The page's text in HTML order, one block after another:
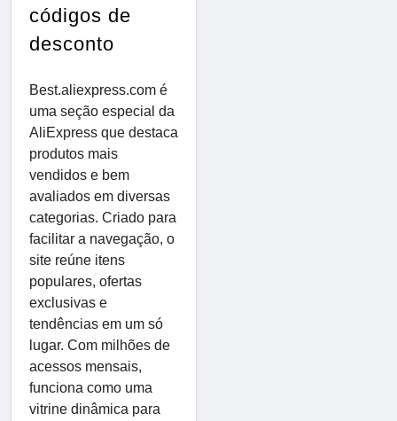
códigos de
desconto
Best.aliexpress.com é
uma seção especial da
AliExpress que destaca
produtos mais
vendidos e bem
avaliados em diversas
categorias. Criado para
facilitar a navegação, o
site reúne itens
populares, ofertas
exclusivas e
tendências em um só
lugar. Com milhões de
acessos mensais,
funciona como uma
vitrine dinâmica para